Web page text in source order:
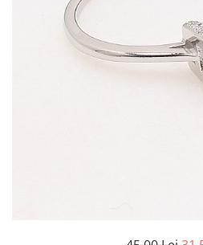
marime reglabila
marimea 47